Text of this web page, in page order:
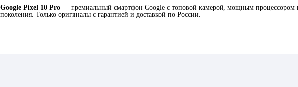
Google Pixel 10 Pro — премиальный смартфон Google с топовой камерой, мощным процессором
поколения. Только оригиналы с гарантией и доставкой по России.